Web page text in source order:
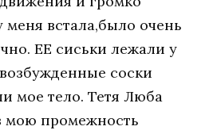
меня встала,было очень
ЕЕ сиськи лежали у
соски
мое тело. Тетя Люба
мою промежность